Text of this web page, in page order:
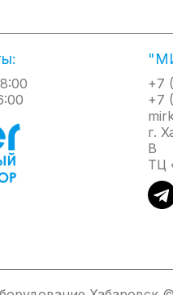
+7
+7
г.
В
ТЦ